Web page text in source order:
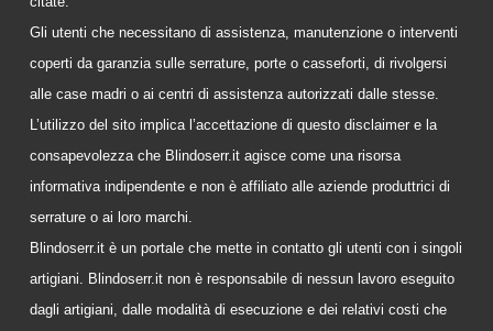
Gli utenti che necessitano di assistenza, manutenzione o interventi
coperti da garanzia sulle serrature, porte o casseforti, di rivolgersi
alle case madri o ai centri di assistenza autorizzati dalle stesse.
L’utilizzo del sito implica l’accettazione di questo disclaimer e la
consapevolezza che Blindoserr.it agisce come una risorsa
informativa indipendente e non è affiliato alle aziende produttrici di
serrature o ai loro marchi.
Blindoserr.it è un portale che mette in contatto gli utenti con i singoli
artigiani. Blindoserr.it non è responsabile di nessun lavoro eseguito
dagli artigiani, dalle modalità di esecuzione e dei relativi costi che